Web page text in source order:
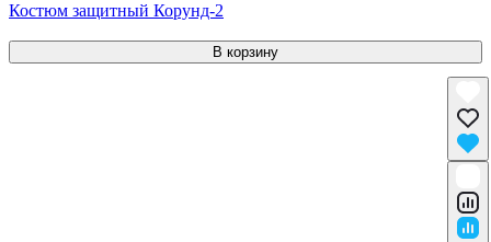
Костюм защитный Корунд-2
В корзину